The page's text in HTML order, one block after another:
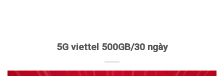
5G viettel 500GB/30 ngày